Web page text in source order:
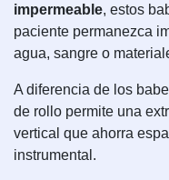
impermeable, estos
paciente permanezca
agua, sangre o
A diferencia de los
de rollo permite una
vertical que ahorra
instrumental.